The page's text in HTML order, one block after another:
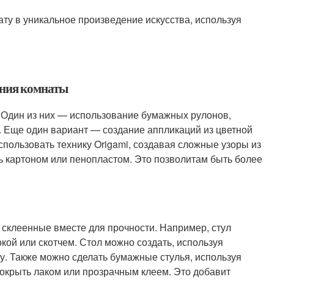
в уникальное произведение искусства, используя
комнаты
из них — использование бумажных рулонов,
один вариант — создание аппликаций из цветной
технику Origami, создавая сложные узоры из
или пенопластом. Это позволитам быть более
вместе для прочности. Например, стул
или скотчем. Стол можно создать, используя
Также можно сделать бумажные стулья, используя
лаком или прозрачным клеем. Это добавит